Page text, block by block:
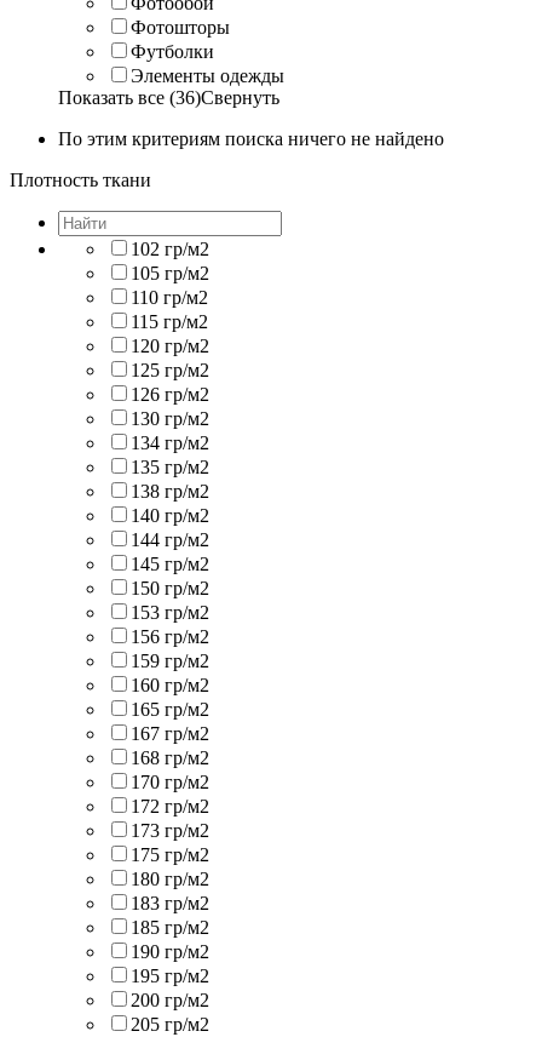
Фотошторы
Футболки
Элементы одежды
Показать все (36)Свернуть
По этим критериям поиска ничего не найдено
Плотность ткани
102 гр/м2
105 гр/м2
110 гр/м2
115 гр/м2
120 гр/м2
125 гр/м2
126 гр/м2
130 гр/м2
134 гр/м2
135 гр/м2
138 гр/м2
140 гр/м2
144 гр/м2
145 гр/м2
150 гр/м2
153 гр/м2
156 гр/м2
159 гр/м2
160 гр/м2
165 гр/м2
167 гр/м2
168 гр/м2
170 гр/м2
172 гр/м2
173 гр/м2
175 гр/м2
180 гр/м2
183 гр/м2
185 гр/м2
190 гр/м2
195 гр/м2
200 гр/м2
205 гр/м2